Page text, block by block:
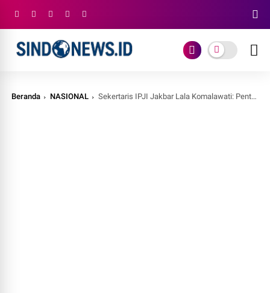
Beranda NASIONAL Sekertaris IPJI Jakbar Lala Komalawati: Pentingnya Pelatihan Jurnalis Sebagai Modal Dasar Untuk Wartawan